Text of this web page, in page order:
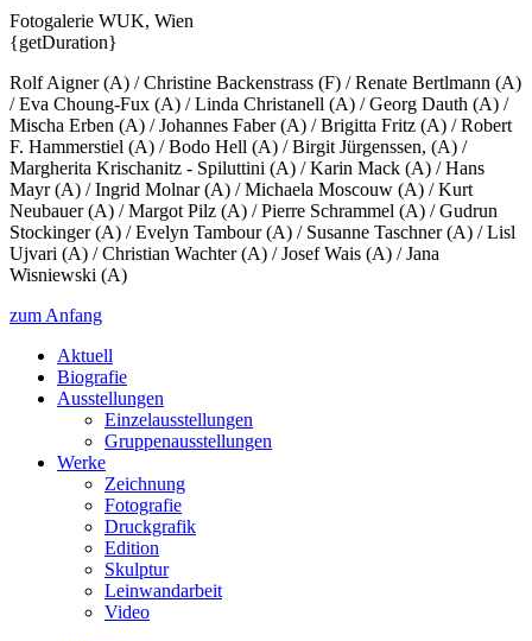
Fotogalerie WUK, Wien
{getDuration}
Rolf Aigner (A) / Christine Backenstrass (F) / Renate Bertlmann (A)
/ Eva Choung-Fux (A) / Linda Christanell (A) / Georg Dauth (A) /
Mischa Erben (A) / Johannes Faber (A) / Brigitta Fritz (A) / Robert
F. Hammerstiel (A) / Bodo Hell (A) / Birgit Jürgenssen, (A) /
Margherita Krischanitz - Spiluttini (A) / Karin Mack (A) / Hans
Mayr (A) / Ingrid Molnar (A) / Michaela Moscouw (A) / Kurt
Neubauer (A) / Margot Pilz (A) / Pierre Schrammel (A) / Gudrun
Stockinger (A) / Evelyn Tambour (A) / Susanne Taschner (A) / Lisl
Ujvari (A) / Christian Wachter (A) / Josef Wais (A) / Jana
Wisniewski (A)
zum Anfang
Aktuell
Biografie
Ausstellungen
Einzelausstellungen
Gruppenausstellungen
Werke
Zeichnung
Fotografie
Druckgrafik
Edition
Skulptur
Leinwandarbeit
Video